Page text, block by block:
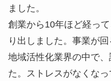
ました。
創業から10年ほど経っ
り出しました。事業が
地域活性化業界の中で
た。ストレスがなくな